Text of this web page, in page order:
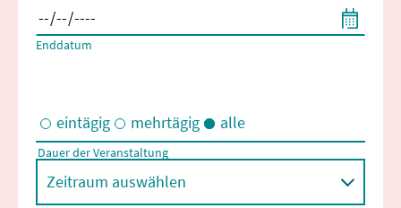
Enddatum
Eintägige und/oder mehrtägige Veranstaltungen
eintägig mehrtägig alle
Dauer der Veranstaltung
Zeitraum auswählen